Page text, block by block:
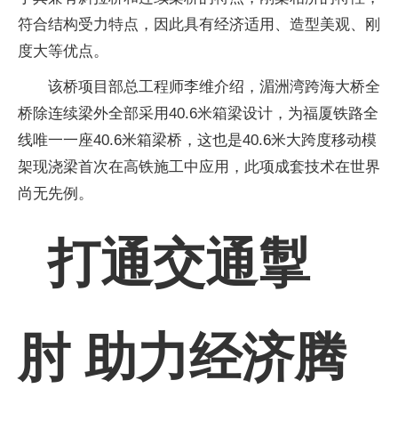
符合结构受力特点，因此具有经济适用、造型美观、刚
度大等优点。
该桥项目部总工程师李维介绍，湄洲湾跨海大桥全
桥除连续梁外全部采用40.6米箱梁设计，为福厦铁路全
线唯一一座40.6米箱梁桥，这也是40.6米大跨度移动模
架现浇梁首次在高铁施工中应用，此项成套技术在世界
尚无先例。
打通交通掣
肘 助力经济腾